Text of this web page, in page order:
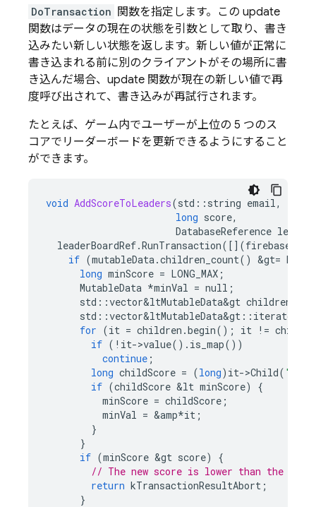
DoTransaction 関数を指定します。この update
関数はデータの現在の状態を引数として取り、書き
込みたい新しい状態を返します。新しい値が正常に
書き込まれる前に別のクライアントがその場所に書
き込んだ場合、update 関数が現在の新しい値で再
度呼び出されて、書き込みが再試行されます。
たとえば、ゲーム内でユーザーが上位の 5 つのス
コアでリーダーボードを更新できるようにすること
ができます。
void AddScoreToLeaders(std :: string email,
long score,
DatabaseReference
leaderBoardRef.RunTransaction([](firebase
if (mutableData.children_count() &gt=
long minScore = LONG_MAX ;
MutableData *minVal = null ;
std ::vector&ltMutableData&gt children
std ::vector&ltMutableData&gt :: iterator
for (it = children .begin(); it !=
if ( ! it->value(). is_map())
continue ;
long childScore = (long) it->Child(
if (childScore &lt minScore)
{
minScore = childScore ;
minVal = &amp*it ;
}
}
if (minScore &gt score)
{
// The new score is lower than the
return kTransactionResultAbort ;
}